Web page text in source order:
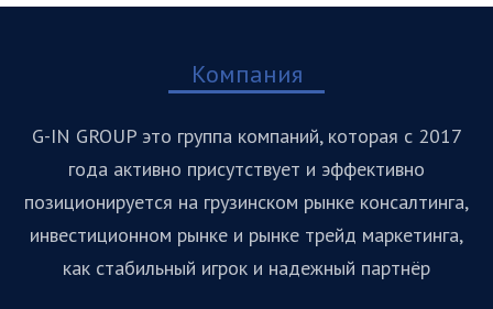
Компания
G-IN GROUP это группа компаний, которая с 2017
года активно присутствует и эффективно
позиционируется на грузинском рынке консалтинга,
инвестиционном рынке и рынке трейд маркетинга,
как стабильный игрок и надежный партнёр